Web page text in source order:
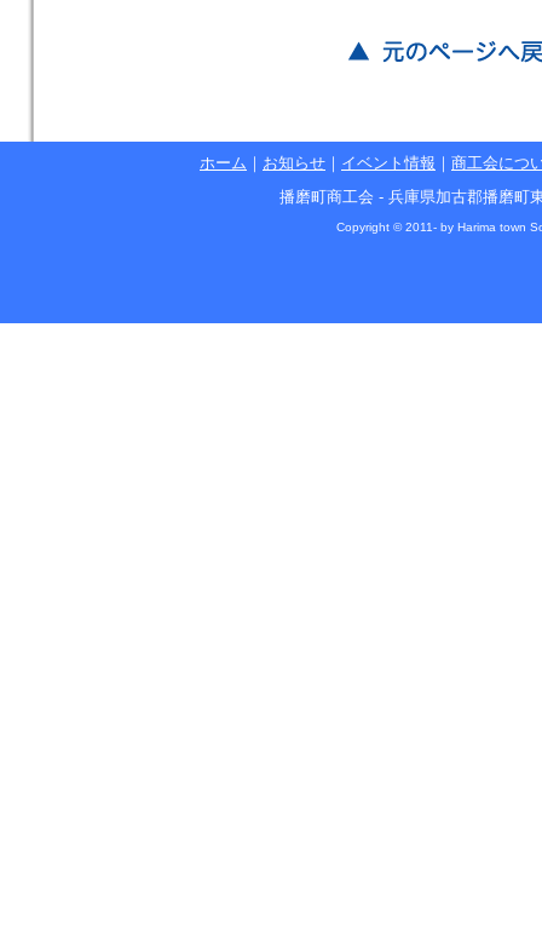
ホーム ｜ お知らせ ｜ イベント情報 ｜ 商工会につ
播磨町商工会 - 兵庫県加古郡播磨町
Copyright © 2011- by Harima town